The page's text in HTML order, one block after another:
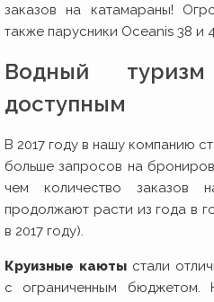
заказов на катамараны!
также парусники Oceanis 38 и
Водный
доступным
В 2017 году в нашу компанию
больше запросов на
чем количество заказов
продолжают расти из года в
в 2017 году).
Круизные каюты стали
с ограниченным бюджетом.